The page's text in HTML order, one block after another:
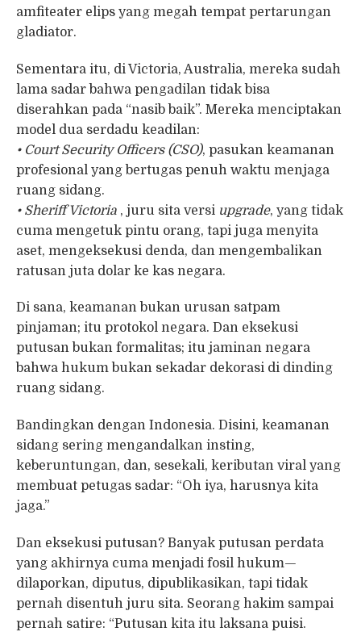
amfiteater elips yang megah tempat pertarungan
gladiator.
Sementara itu, di Victoria, Australia, mereka sudah
lama sadar bahwa pengadilan tidak bisa
diserahkan pada “nasib baik”. Mereka menciptakan
model dua serdadu keadilan:
• Court Security Officers (CSO), pasukan keamanan
profesional yang bertugas penuh waktu menjaga
ruang sidang.
• Sheriff Victoria , juru sita versi upgrade, yang tidak
cuma mengetuk pintu orang, tapi juga menyita
aset, mengeksekusi denda, dan mengembalikan
ratusan juta dolar ke kas negara.
Di sana, keamanan bukan urusan satpam
pinjaman; itu protokol negara. Dan eksekusi
putusan bukan formalitas; itu jaminan negara
bahwa hukum bukan sekadar dekorasi di dinding
ruang sidang.
Bandingkan dengan Indonesia. Disini, keamanan
sidang sering mengandalkan insting,
keberuntungan, dan, sesekali, keributan viral yang
membuat petugas sadar: “Oh iya, harusnya kita
jaga.”
Dan eksekusi putusan? Banyak putusan perdata
yang akhirnya cuma menjadi fosil hukum—
dilaporkan, diputus, dipublikasikan, tapi tidak
pernah disentuh juru sita. Seorang hakim sampai
pernah satire: “Putusan kita itu laksana puisi.